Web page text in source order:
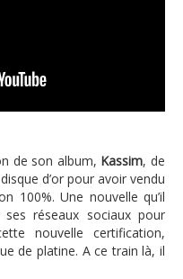
de son album, Kassim, de
d’or pour avoir vendu
100%. Une nouvelle qu’il
réseaux sociaux pour
nouvelle certification,
de platine. A ce train là, il